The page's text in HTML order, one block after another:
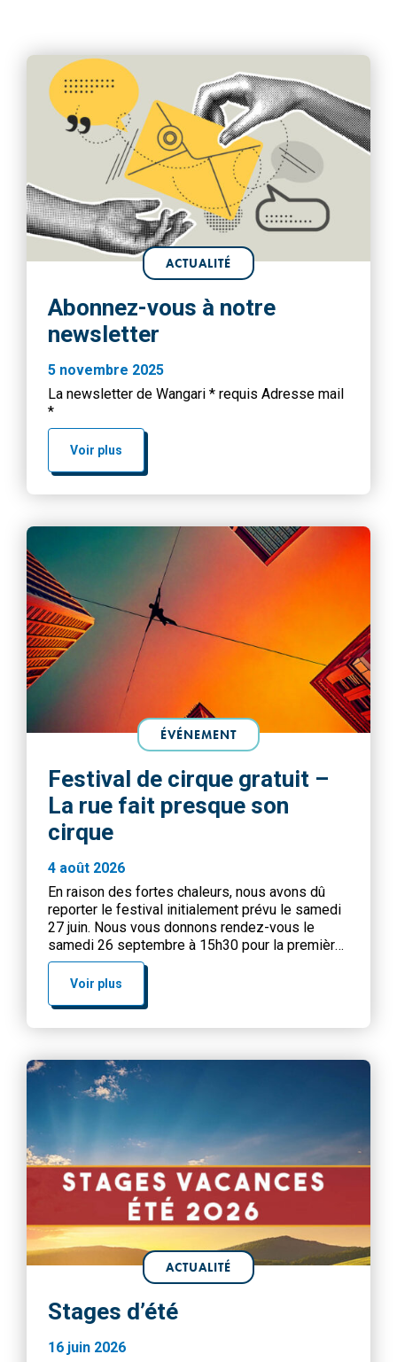
ACTUALITÉ
Abonnez-vous à notre
newsletter
5 novembre 2025
La newsletter de Wangari * requis Adresse mail
*
Voir plus
ÉVÉNEMENT
Festival de cirque gratuit –
La rue fait presque son
cirque
4 août 2026
En raison des fortes chaleurs, nous avons dû
reporter le festival initialement prévu le samedi
27 juin. Nous vous donnons rendez-vous le
samedi 26 septembre à 15h30 pour la première
des deux dates de report du festival !
PREMIERE EDITION : Samedi 26 septembre
Voir plus
ACTUALITÉ
Stages d’été
16 juin 2026